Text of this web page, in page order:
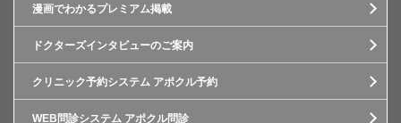
漫画でわかるプレミアム掲載
ドクターズインタビューのご案内
クリニック予約システム アポクル予約
WEB問診システム アポクル問診